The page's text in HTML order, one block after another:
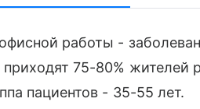
работы -
75-80% жителей
пациентов - 35-55 лет.